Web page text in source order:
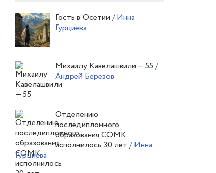
Гость в Осетии/ Инна
Гурциева
Михаилу Кавелашвили — 55/
Андрей Березов
Отделению
последипломного
образования СОМК
исполнилось 30 лет/ Инна
Гурциева